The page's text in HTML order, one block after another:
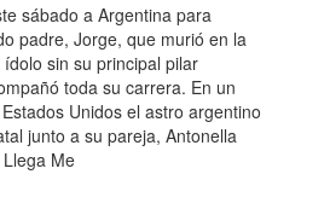
sábado a Argentina para
padre, Jorge, que murió en la
sin su principal pilar
toda su carrera. En un
Unidos el astro argentino
junto a su pareja, Antonella
Me